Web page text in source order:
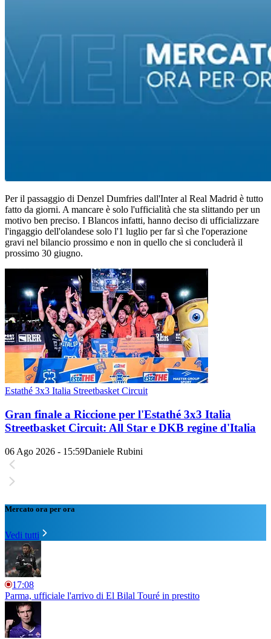
Per il passaggio di Denzel Dumfries dall'Inter al Real Madrid è tutto
fatto da giorni. A mancare è solo l'ufficialità che sta slittando per un
motivo ben preciso. I Blancos infatti, hanno deciso di ufficializzare
l'ingaggio dell'olandese solo l'1 luglio per far sì che l'operazione
gravi nel bilancio prossimo e non in quello che si concluderà il
prossimo 30 giugno.
Estathé 3x3 Italia Streetbasket Circuit
Gran finale a Riccione per l'Estathé 3x3 Italia
Streetbasket Circuit: All Star e DKB regine d'Italia
06 Ago 2026 - 15:59Daniele Rubini
Mercato ora per ora
Vedi tutti
17:08
Parma, ufficiale l'arrivo di El Bilal Touré in prestito